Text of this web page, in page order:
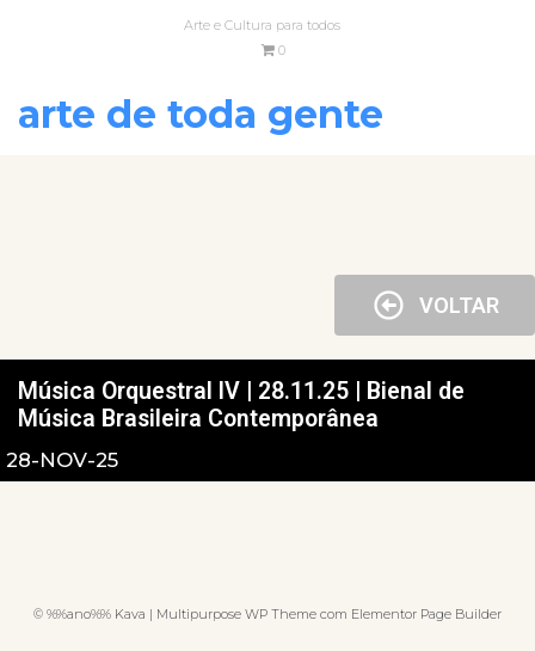
Arte e Cultura para todos
0
arte de toda gente
VOLTAR
Música Orquestral IV | 28.11.25 | Bienal de
Música Brasileira Contemporânea
28-NOV-25
© %%ano%% Kava | Multipurpose WP Theme com Elementor Page Builder